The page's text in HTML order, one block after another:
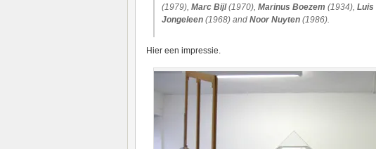
(1979), Marc Bijl(1970), Marinus Boezem (1934), Luis
Jongeleen (1968) and Noor Nuyten (1986).
Hier een impressie.